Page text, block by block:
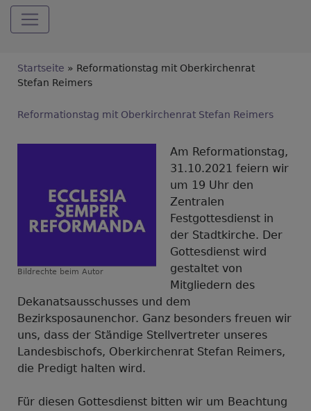
Hauptnavigation
Breadcrumb
Startseite
Reformationstag mit Oberkirchenrat
Stefan Reimers
Reformationstag mit Oberkirchenrat Stefan Reimers
Bildrechte beim Autor
Am Reformationstag,
31.10.2021 feiern wir
um 19 Uhr den
Zentralen
Festgottesdienst in
der Stadtkirche. Der
Gottesdienst wird
gestaltet von
Mitgliedern des
Dekanatsausschusses und dem
Bezirksposaunenchor. Ganz besonders freuen wir
uns, dass der Ständige Stellvertreter unseres
Landesbischofs, Oberkirchenrat Stefan Reimers,
die Predigt halten wird.
Für diesen Gottesdienst bitten wir um Beachtung